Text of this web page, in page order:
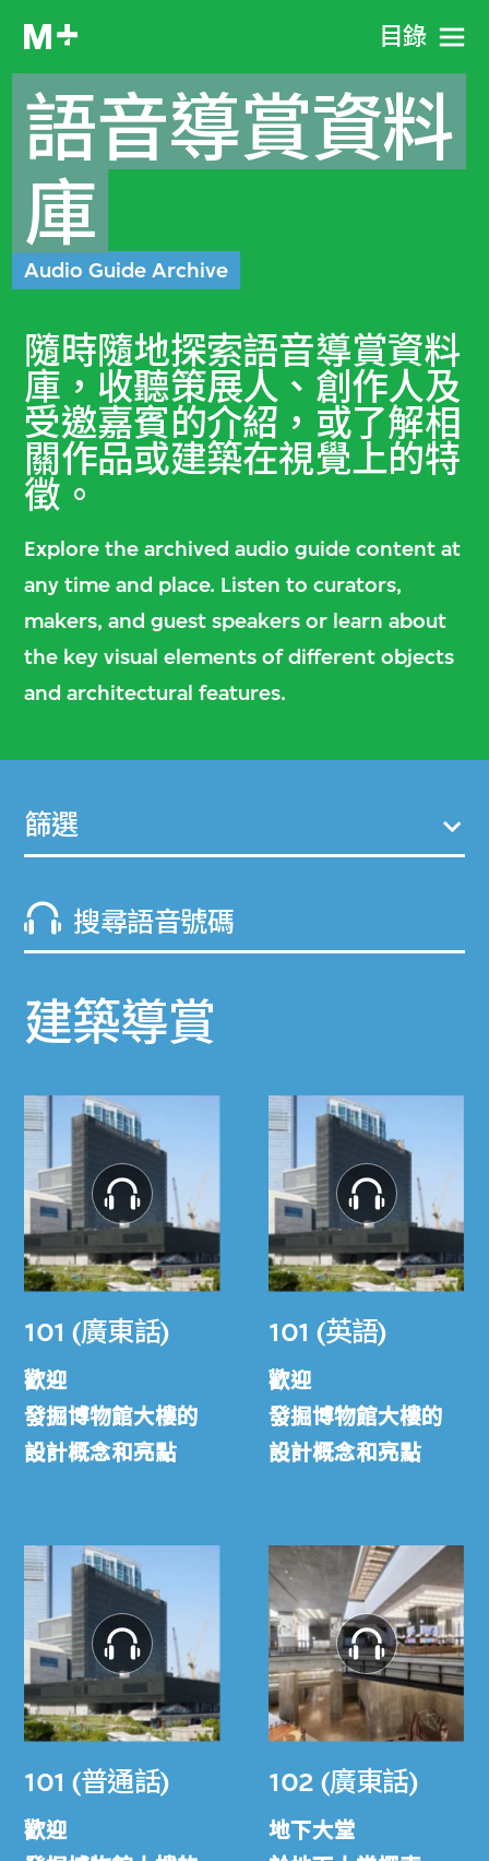
目​錄
語音導賞資料
庫
Audio Guide Archive
隨時隨地探索語音導賞資料
庫，收聽策展人、創作人及
受邀嘉賓的介紹，或了解相
關作品或建築在視覺上的特
徵。
Explore the archived audio guide content at
any time and place. Listen to curators,
makers, and guest speakers or learn about
the key visual elements of different objects
and architectural features.
篩選
建築導賞
101 (廣東話)
歡迎
發掘博物館大樓的
設計概念和亮點
101 (英語)
歡迎
發掘博物館大樓的
設計概念和亮點
101 (普通話)
歡迎
102 (廣東話)
地下大堂